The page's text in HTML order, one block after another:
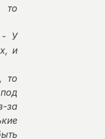
то
- У
и
то
за